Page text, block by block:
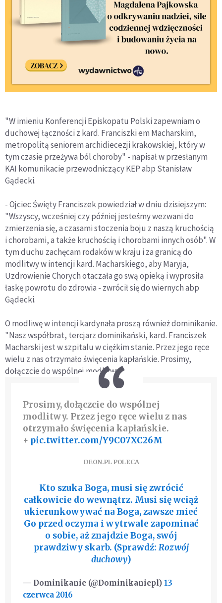
"W imieniu Konferencji Episkopatu Polski zapewniam o
duchowej łączności z kard. Franciszki em Macharskim,
metropolitą seniorem archidiecezji krakowskiej, który w
tym czasie przeżywa ból choroby" - napisał w przesłanym
KAI komunikacie przewodniczący KEP abp Stanisław
Gądecki.
- Ojciec Święty Franciszek powiedział w dniu dzisiejszym:
"Wszyscy, wcześniej czy później jesteśmy wezwani do
zmierzenia się, a czasami stoczenia boju z naszą kruchością
i chorobami, a także kruchością i chorobami innych osób". W
tym duchu zachęcam rodaków w kraju i za granicą do
modlitwy w intencji kard. Macharskiego, aby Maryja,
Uzdrowienie Chorych otaczała go swą opieką i wyprosiła
łaskę powrotu do zdrowia - zwrócił się do wiernych abp
Gądecki.
O modliwę w intencji kardynała proszą również dominikanie.
"Nasz współbrat, tercjarz dominikański, kard. Franciszek
Macharski jest w szpitalu w ciężkim stanie. Przez jego ręce
wielu z nas otrzymało święcenia kapłańskie. Prosimy,
dołączcie do wspólnej modlitwy".
Prosimy, dołączcie do wspólnej
modlitwy. Przez jego ręce wielu z nas
otrzymało święcenia kapłańskie.
+ pic.twitter.com/Y9C07XC26M
DEON.PL POLECA
Kto szuka Boga, musi się zwrócić
całkowicie do wewnątrz. Musi się wciąż
ukierunkowywać na Boga, zawsze mieć
Go przed oczyma i wytrwale zapominać
o sobie, aż znajdzie Boga, swój
prawdziwy skarb. (Sprawdź: Rozwój
duchowy)
— Dominikanie (@Dominikaniepl) 13
czerwca 2016